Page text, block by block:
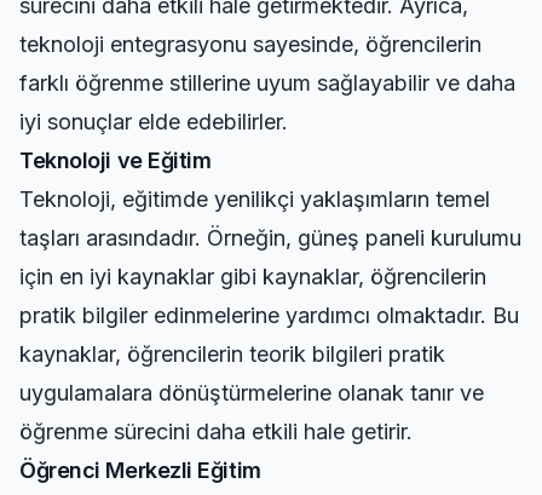
sürecini daha etkili hale getirmektedir. Ayrıca,
teknoloji entegrasyonu sayesinde, öğrencilerin
farklı öğrenme stillerine uyum sağlayabilir ve daha
iyi sonuçlar elde edebilirler.
Teknoloji ve Eğitim
Teknoloji, eğitimde yenilikçi yaklaşımların temel
taşları arasındadır. Örneğin, güneş paneli kurulumu
için en iyi kaynaklar gibi kaynaklar, öğrencilerin
pratik bilgiler edinmelerine yardımcı olmaktadır. Bu
kaynaklar, öğrencilerin teorik bilgileri pratik
uygulamalara dönüştürmelerine olanak tanır ve
öğrenme sürecini daha etkili hale getirir.
Öğrenci Merkezli Eğitim